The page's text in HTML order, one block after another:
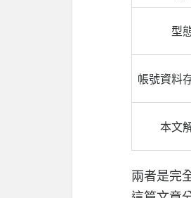
型
帳號資料
本文
兩者是完